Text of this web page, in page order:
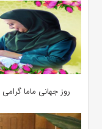
روز جهانی ماما گرامی